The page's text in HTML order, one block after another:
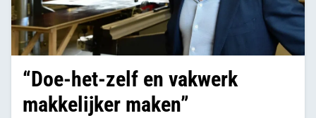
“Doe-het-zelf en vakwerk
makkelijker maken”